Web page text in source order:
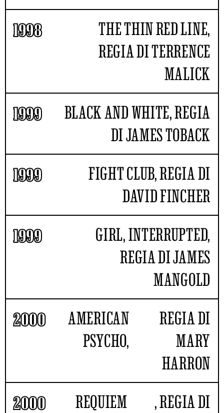
1998
THE THIN RED LINE,
REGIA DI TERRENCE
MALICK
1999
BLACK AND WHITE, REGIA
DI JAMES TOBACK
1999
FIGHT CLUB, REGIA DI
DAVID FINCHER
1999
GIRL, INTERRUPTED,
REGIA DI JAMES
MANGOLD
2000
AMERICAN
PSYCHO,
REGIA DI
MARY
HARRON
2000
REQUIEM
, REGIA DI